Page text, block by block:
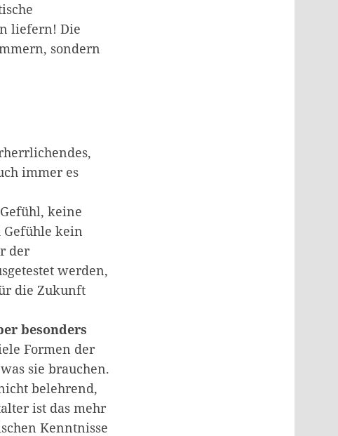
liefern! Die
sondern
immer es
keine
Gefühle kein
der
werden,
die Zukunft
besonders
Formen der
sie brauchen.
belehrend,
ist das mehr
Kenntnisse